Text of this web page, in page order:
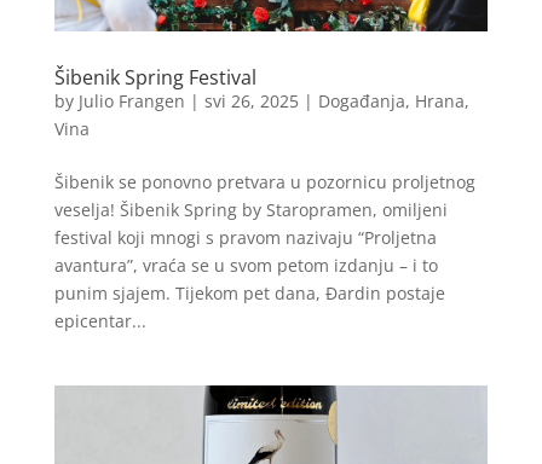
Šibenik Spring Festival
by Julio Frangen | svi 26, 2025| Događanja, Hrana,
Vina
Šibenik se ponovno pretvara u pozornicu proljetnog
veselja! Šibenik Spring by Staropramen, omiljeni
festival koji mnogi s pravom nazivaju “Proljetna
avantura”, vraća se u svom petom izdanju – i to
punim sjajem. Tijekom pet dana, Đardin postaje
epicentar...